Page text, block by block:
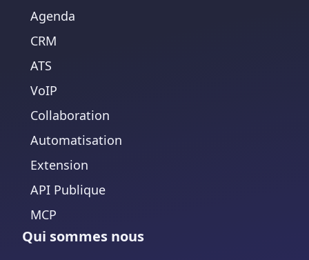
Agenda
CRM
ATS
VoIP
Collaboration
Automatisation
Extension
API Publique
MCP
Qui sommes nous